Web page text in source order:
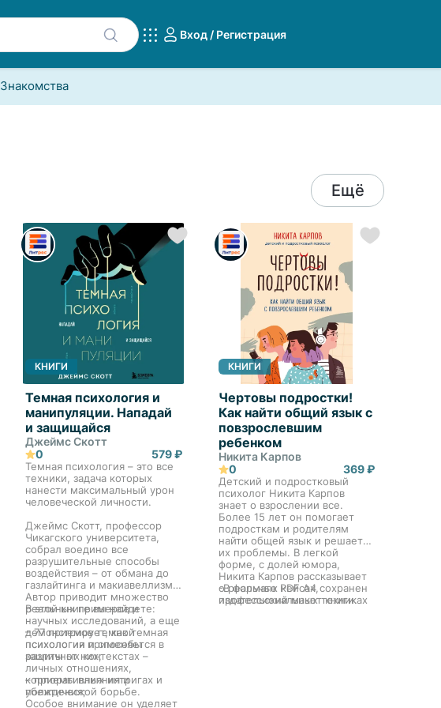
Вход / Регистрация
Знакомства
Ещё
КНИГИ
Темная психология и
манипуляции. Нападай
и защищайся
Джеймс Скотт
0
579 ₽
Темная психология – это все
техники, задача которых
нанести максимальный урон
человеческой личности.
Джеймс Скотт, профессор
Чикагского университета,
собрал воедино все
разрушительные способы
воздействия – от обмана до
газлайтинга и макиавеллизма.
Автор приводит множество
реальных примеров и
научных исследований, а еще
демонстрирует, как темная
психология применяется в
различных контекстах –
личных отношениях,
корпоративных интригах и
политической борьбе.
Особое внимание он уделяет
В этой книге вы найдете:
– 77 приемов темной
психологии и способы
защиты от них;
– приемы влияния и
убеждения;
КНИГИ
Чертовы подростки!
Как найти общий язык с
повзрослевшим
ребенком
Никита Карпов
0
369 ₽
Детский и подростковый
психолог Никита Карпов
знает о взрослении все.
Более 15 лет он помогает
подросткам и родителям
найти общей язык и решает
их проблемы. В легкой
форме, с долей юмора,
Никита Карпов рассказывает
о реальных кейсах,
профессиональных техниках
-В формате PDF A4 сохранен
издательский макет книги.